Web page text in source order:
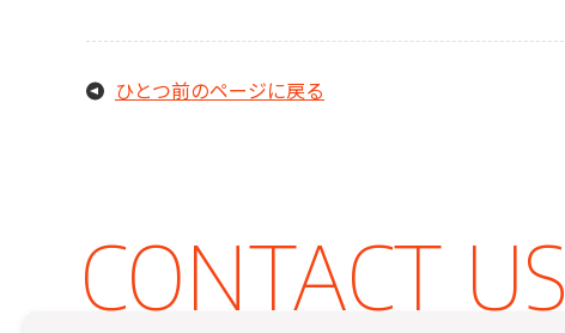
ひとつ前のページに戻る
CONTACT US